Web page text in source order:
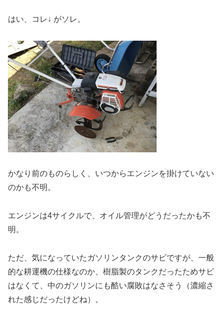
はい、コレ↓ がソレ。
かなり前のものらしく、いつからエンジンを掛けていない
のかも不明。
エンジンは4サイクルで、オイル管理がどうだったかも不
明。
ただ、気になっていたガソリンタンクのサビですが、一般
的な耕運機の仕様なのか、樹脂製のタンクだったためサビ
はなくて、中のガソリンにも酷い腐敗はなさそう（濃縮さ
れた感じだったけどね）。